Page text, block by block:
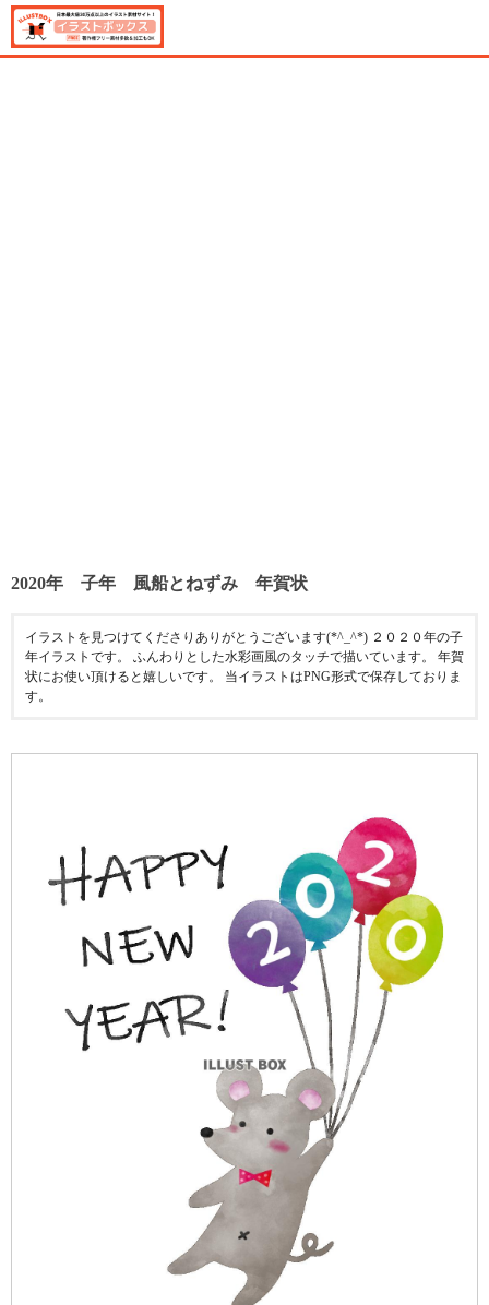
2020年 子年 風船とねずみ 年賀状
イラストを見つけてくださりありがとうございます(*^_^*) ２０２０年の子
年イラストです。 ふんわりとした水彩画風のタッチで描いています。 年賀
状にお使い頂けると嬉しいです。 当イラストはPNG形式で保存しておりま
す。